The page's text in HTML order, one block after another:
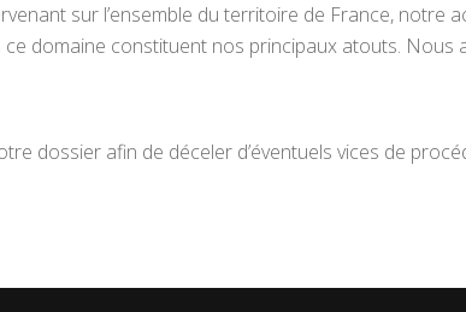
sur l’ensemble du territoire de France, notre
domaine constituent nos principaux atouts. Nous
dossier afin de déceler d’éventuels vices de